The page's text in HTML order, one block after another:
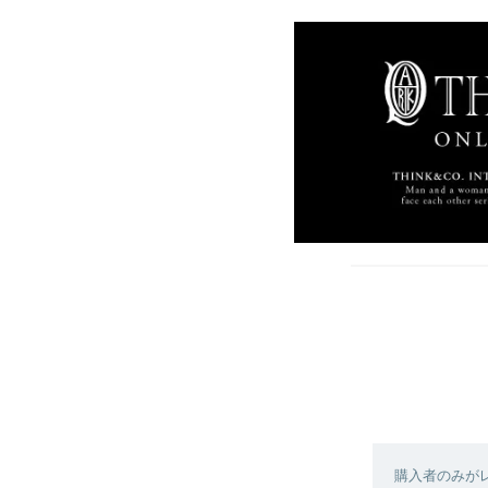
購入者のみが